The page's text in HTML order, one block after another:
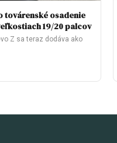
továrenské osadenie
19/20 palcov
Z sa teraz dodáva ako